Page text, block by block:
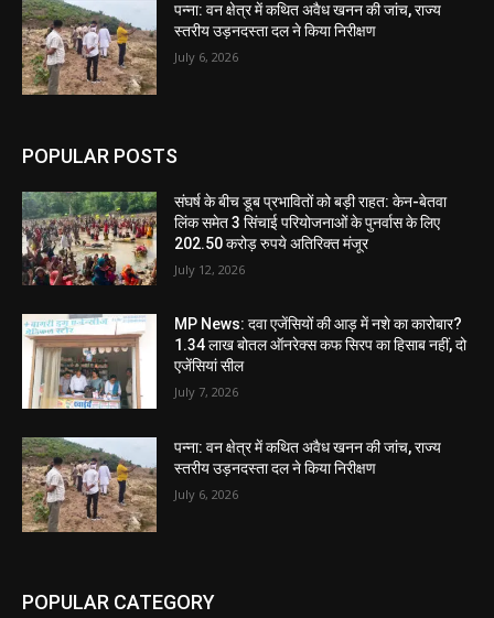
पन्ना: वन क्षेत्र में कथित अवैध खनन की जांच, राज्य
स्तरीय उड़नदस्ता दल ने किया निरीक्षण
July 6, 2026
POPULAR POSTS
संघर्ष के बीच डूब प्रभावितों को बड़ी राहत: केन-बेतवा
लिंक समेत 3 सिंचाई परियोजनाओं के पुनर्वास के लिए
202.50 करोड़ रुपये अतिरिक्त मंजूर
July 12, 2026
MP News: दवा एजेंसियों की आड़ में नशे का कारोबार?
1.34 लाख बोतल ऑनरेक्स कफ सिरप का हिसाब नहीं, दो
एजेंसियां सील
July 7, 2026
पन्ना: वन क्षेत्र में कथित अवैध खनन की जांच, राज्य
स्तरीय उड़नदस्ता दल ने किया निरीक्षण
July 6, 2026
POPULAR CATEGORY